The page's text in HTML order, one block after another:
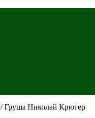
/ Груша Николай Крюгер